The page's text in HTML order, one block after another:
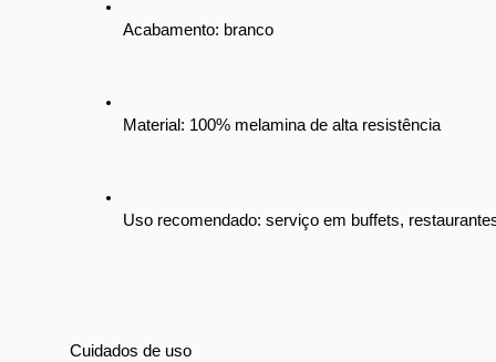
Acabamento: branco
Material: 100% melamina de alta resistência
Uso recomendado: serviço em buffets,
Cuidados de uso